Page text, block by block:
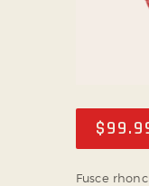
$99.
Fusce